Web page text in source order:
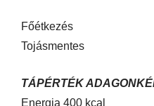
Főétkezés
Tojásmentes
TÁPÉRTÉK
Energia 400 kcal